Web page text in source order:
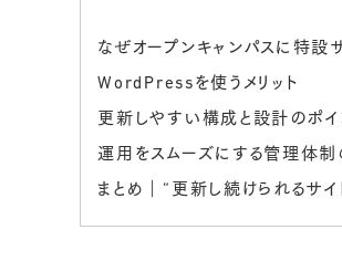
なぜオープンキャンパスに特設
WordPressを使うメリット
更新しやすい構成と設計のポイ
運用をスムーズにする管理体制
まとめ｜“更新し続けられるサ